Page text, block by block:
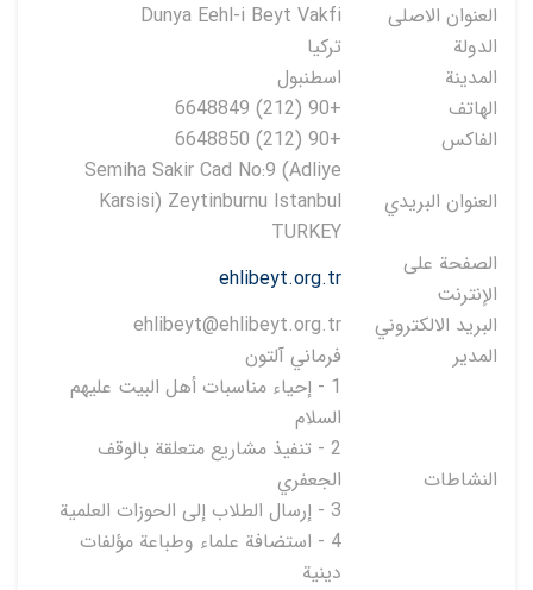
العنوان الاصلی
Dunya Eehl-i Beyt Vakfi
الدولة
تركيا
المدينة
اسطنبول
الهاتف
+90 (212) 6648849
الفاكس
+90 (212) 6648850
العنوان البريدي
Semiha Sakir Cad No:9 (Adliye
Karsisi) Zeytinburnu Istanbul
TURKEY
الصفحة على
الإنترنت
ehlibeyt.org.tr
البريد الالكتروني
ehlibeyt@ehlibeyt.org.tr
المدير
فرماني آلتون
النشاطات
1 - إحياء مناسبات أهل البيت عليهم
السلام
2 - تنفيذ مشاريع متعلقة بالوقف
الجعفري
3 - إرسال الطلاب إلى الحوزات العلمية
4 - استضافة علماء وطباعة مؤلفات
دينية